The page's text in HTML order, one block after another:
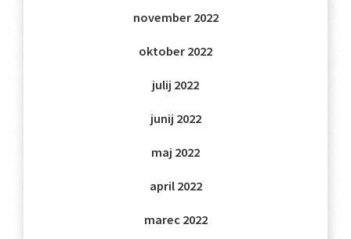
november 2022
oktober 2022
julij 2022
junij 2022
maj 2022
april 2022
marec 2022